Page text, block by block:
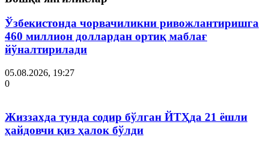
Ўзбекистонда чорвачиликни ривожлантиришга
460 миллион доллардан ортиқ маблағ
йўналтирилади
05.08.2026, 19:27
0
Жиззахда тунда содир бўлган ЙТҲда 21 ёшли
ҳайдовчи қиз ҳалок бўлди